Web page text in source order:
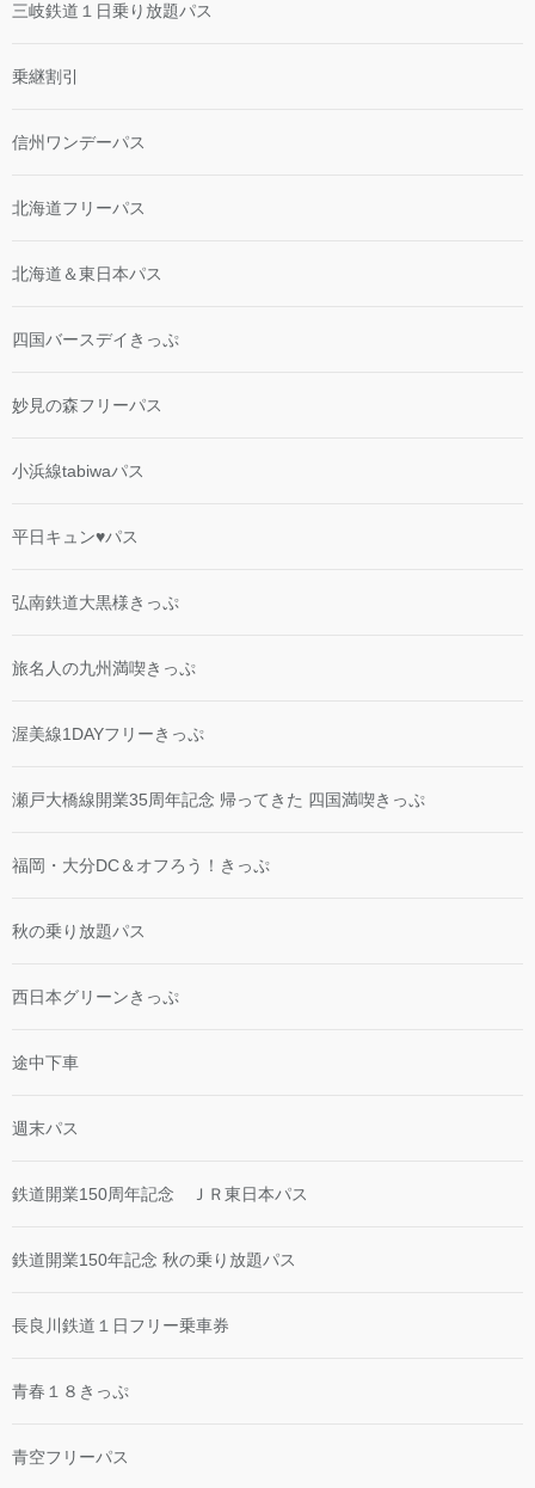
三岐鉄道１日乗り放題パス
乗継割引
信州ワンデーパス
北海道フリーパス
北海道＆東日本パス
四国バースデイきっぷ
妙見の森フリーパス
小浜線tabiwaパス
平日キュン♥パス
弘南鉄道大黒様きっぷ
旅名人の九州満喫きっぷ
渥美線1DAYフリーきっぷ
瀬戸大橋線開業35周年記念 帰ってきた 四国満喫きっぷ
福岡・大分DC＆オフろう！きっぷ
秋の乗り放題パス
西日本グリーンきっぷ
途中下車
週末パス
鉄道開業150周年記念 ＪＲ東日本パス
鉄道開業150年記念 秋の乗り放題パス
長良川鉄道１日フリー乗車券
青春１８きっぷ
青空フリーパス